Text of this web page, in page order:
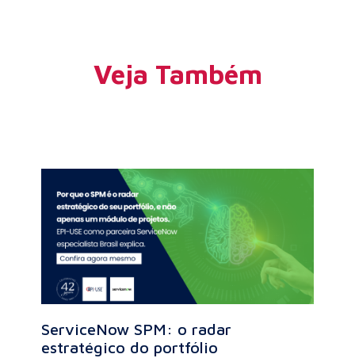
Veja Também
ServiceNow SPM: o radar
estratégico do portfólio